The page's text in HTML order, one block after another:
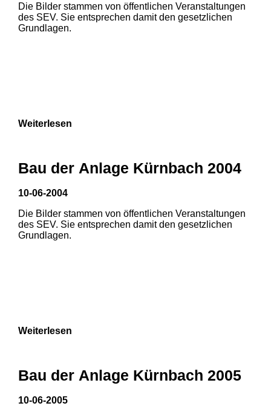
1 2
3 4 5
9
Die Bilder stammen von öffentlichen Veranstaltungen
des SEV. Sie entsprechen damit den gesetzlichen
Grundlagen.
Weiterlesen
Bau der Anlage Kürnbach 2004
10-06-2004
Die Bilder stammen von öffentlichen Veranstaltungen
des SEV. Sie entsprechen damit den gesetzlichen
Grundlagen.
Weiterlesen
Bau der Anlage Kürnbach 2005
10-06-2005